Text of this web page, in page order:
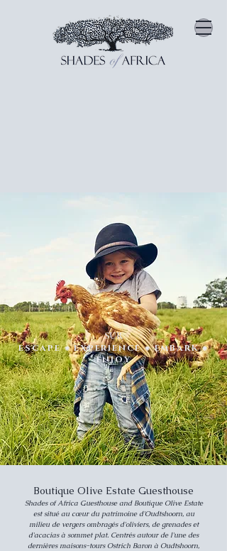
SUR
ESCAPE ⁕ EXPERIENCE ⁕ EMBARK ⁕
ENJOY
Boutique Olive Estate Guesthouse
Shades of Africa Guesthouse and Boutique Olive Estate
est situé au cœur du patrimoine d'Oudtshoorn, au
milieu de vergers ombragés d'oliviers, de grenades et
d'acacias à sommet plat. Centrés autour de l'une des
dernières maisons-tours Ostrich Baron à Oudtshoorn,